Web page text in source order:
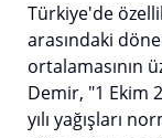
Türkiye'de
arasındaki
ortalamasının
Demir, "1 Ekim
yılı yağışları